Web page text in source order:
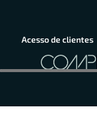
Acesso de clientes